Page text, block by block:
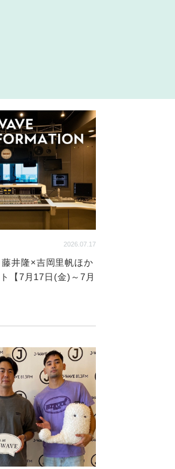
2026.07.17
井隆×吉岡里帆ほか
【7月17日(金)～7月